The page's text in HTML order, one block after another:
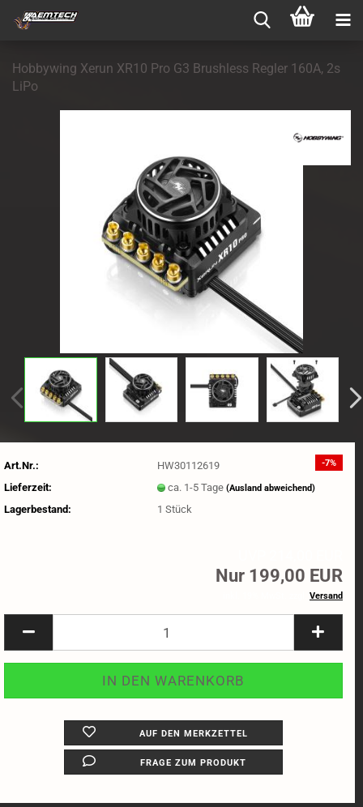
Hobbywing Xerun XR10 Pro G3 Brushless Regler 160A, 2s
LiPo
-7%
Art.Nr.:
HW30112619
Lieferzeit:
ca. 1-5 Tage(Ausland abweichend)
Lagerbestand: 1Stück
Nur 199,00 EUR
Versand
AUF DEN MERKZETTEL
FRAGE ZUM PRODUKT